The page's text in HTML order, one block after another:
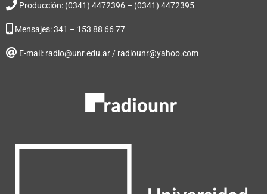
Producción: (0341) 4472396 – (0341) 4472395
Mensajes: 341 – 153 88 66 77
E-mail: radio@unr.edu.ar / radiounr@yahoo.com